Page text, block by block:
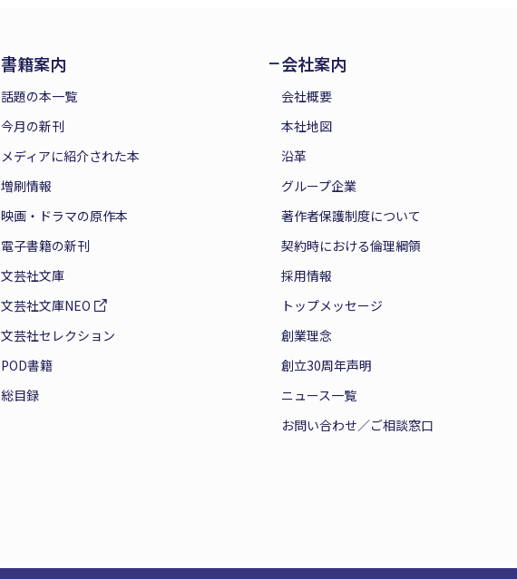
書籍案内
話題の本一覧
今月の新刊
メディアに紹介された本
増刷情報
映画・ドラマの原作本
電子書籍の新刊
文芸社文庫
文芸社文庫NEO
文芸社セレクション
POD書籍
総目録
会社案内
会社概要
本社地図
沿革
グループ企業
著作者保護制度について
契約時における倫理綱領
採用情報
トップメッセージ
創業理念
創立30周年声明
ニュース一覧
お問い合わせ／ご相談窓口